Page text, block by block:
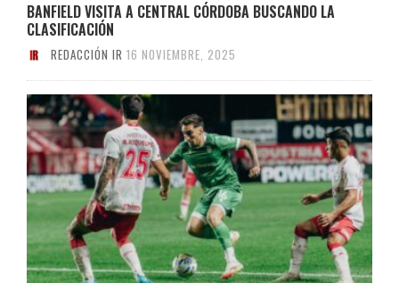
BANFIELD VISITA A CENTRAL CÓRDOBA BUSCANDO LA
CLASIFICACIÓN
REDACCIÓN IR 16 NOVIEMBRE, 2025